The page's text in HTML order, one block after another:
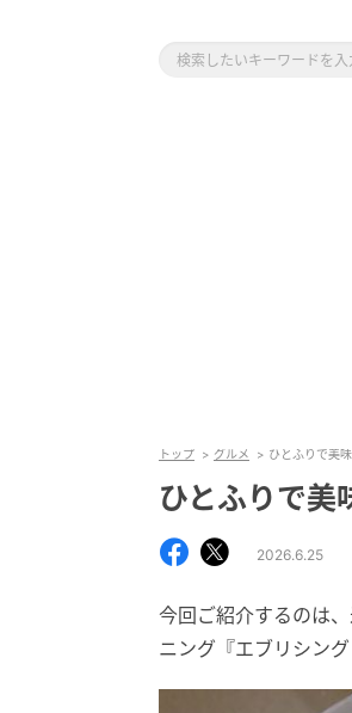
トップ グルメ ひとふりで美
ひとふりで美
2026.6.25
今回ご紹介するのは
ニング『エブリシン